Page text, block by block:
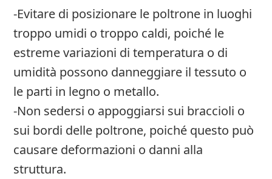
-Evitare di posizionare le poltrone in luoghi
troppo umidi o troppo caldi, poiché le
estreme variazioni di temperatura o di
umidità possono danneggiare il tessuto o
le parti in legno o metallo.
-Non sedersi o appoggiarsi sui braccioli o
sui bordi delle poltrone, poiché questo può
causare deformazioni o danni alla
struttura.